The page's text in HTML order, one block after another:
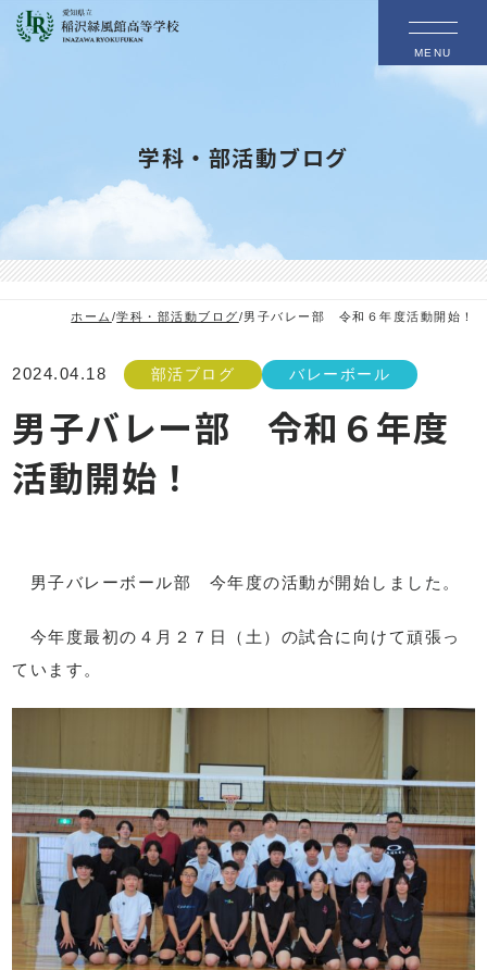
MENU
学科・部活動ブログ
ホーム /学科・部活動ブログ/男子バレー部 令和６年度活動開始！
2024.04.18 部活ブログ バレーボール
男子バレー部 令和６年度
活動開始！
男子バレーボール部 今年度の活動が開始しました。
今年度最初の４月２７日（土）の試合に向けて頑張っ
ています。